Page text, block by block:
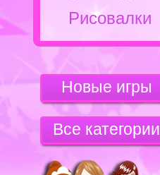
Рисовалки
Новые игры
Все категории